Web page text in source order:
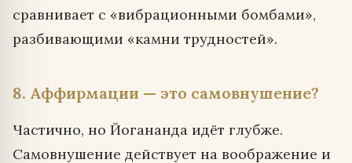
сравнивает с «вибрационными бомбами»,
разбивающими «камни трудностей».
8. Аффирмации — это самовнушение?
Частично, но Йогананда идёт глубже.
Самовнушение действует на воображение и